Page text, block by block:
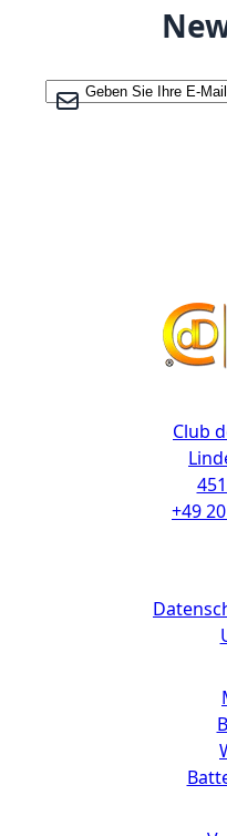
Melden Sie sich für
Club
+49